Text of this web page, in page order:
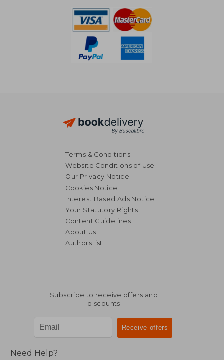
Terms & Conditions
Website Conditions of Use
Our Privacy Notice
Cookies Notice
Interest Based Ads Notice
Your Statutory Rights
Content Guidelines
About Us
Authors list
Subscribe to receive offers and
discounts
Need Help?